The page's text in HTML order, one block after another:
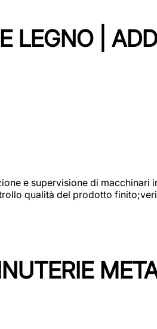
LEGNO |
e supervisione di
qualità del prodotto